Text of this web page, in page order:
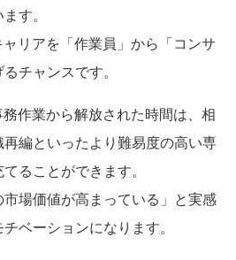
す。
リアを「作業員」から「コンサ
チャンスです。
作業から解放された時間は、相
編といったより難易度の高い専
ることができます。
場価値が高まっている」と実感
ベーションになります。